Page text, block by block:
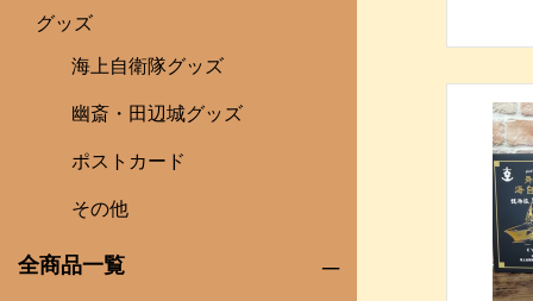
グッズ
海上自衛隊グッズ
幽斎・田辺城グッズ
ポストカード
その他
全商品一覧